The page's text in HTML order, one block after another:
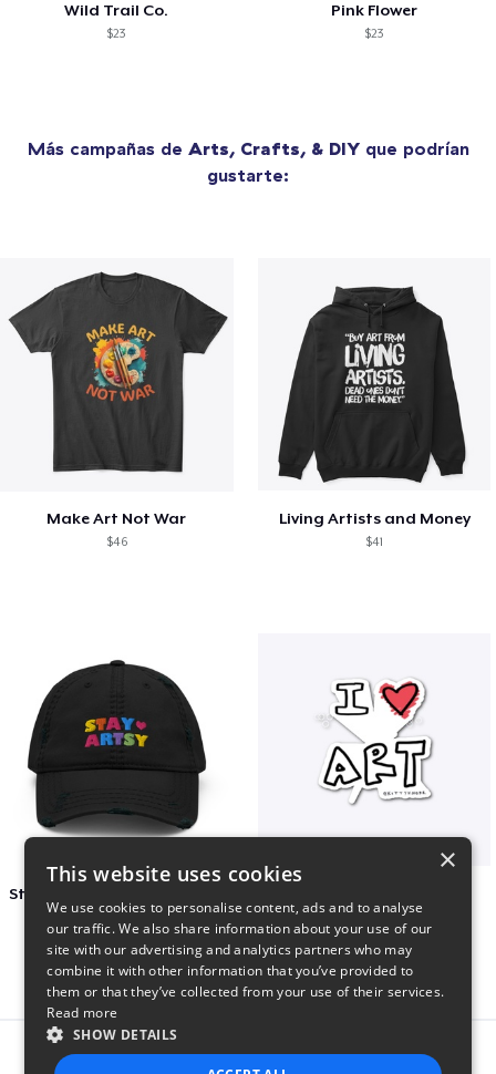
Wild Trail Co.
$23
Pink Flower
$23
Más campañas de Arts, Crafts, & DIYque podrían
gustarte:
Make Art Not War
$46
Living Artists and Money
$41
$27 $7
Report this product
×
This website uses cookies
We use cookies to personalise content, ads and to analyse
our traffic. We also share information about your use of our
site with our advertising and analytics partners who may
combine it with other information that you’ve provided to
them or that they’ve collected from your use of their services.
Read more
SHOW DETAILS